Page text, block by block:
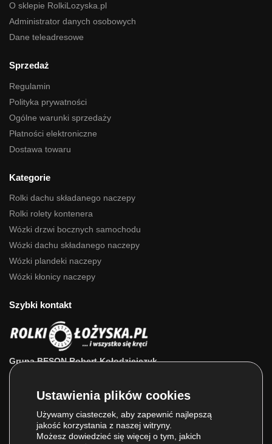
O sklepie RolkiLozyska.pl
Administrator danych osobowych
Dane teleadresowe
Sprzedaż
Regulamin
Polityka prywatności
Ogólne warunki sprzedaży
Płatności elektroniczne
Dostawa towaru
Kategorie
Rolki dachu składanego naczepy
Rolki rolety kontenera
Wózki drzwi bocznych samochodu
Wózki dachu składanego naczepy
Wózki plandeki naczepy
Wózki kłonicy naczepy
Szybki kontakt
Grupa BESON Robert Kołodziejczyk
ul. Powstańców Wlkp. 63a
E-mail:sklep@rolkilozyska.pl
Używamy ciasteczek, aby zapewnić najlepszą
jakość korzystania z naszej witryny.
Możesz dowiedzieć się więcej o tym, jakich